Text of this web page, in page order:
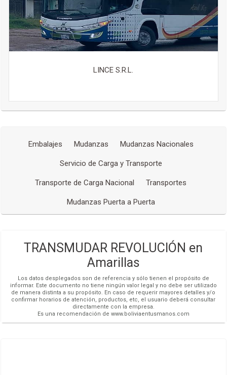
LINCE S.R.L.
Embalajes Mudanzas Mudanzas Nacionales
Servicio de Carga y Transporte
Transporte de Carga Nacional Transportes
Mudanzas Puerta a Puerta
TRANSMUDAR REVOLUCIÓN en
Amarillas
Los datos desplegados son de referencia y sólo tienen el propósito de
informar. Este documento no tiene ningún valor legal y no debe ser utilizado
de manera distinta a su propósito. En caso de requerir mayores detalles y/o
confirmar horarios de atención, productos, etc, el usuario deberá consultar
directamente con la empresa.
Es una recomendación de www.boliviaentusmanos.com